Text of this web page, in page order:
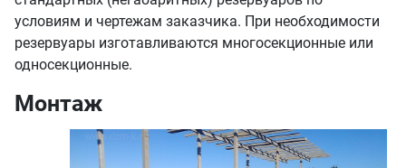
условиям и чертежам заказчика. При необходимости
резервуары изготавливаются многосекционные или
односекционные.
Монтаж